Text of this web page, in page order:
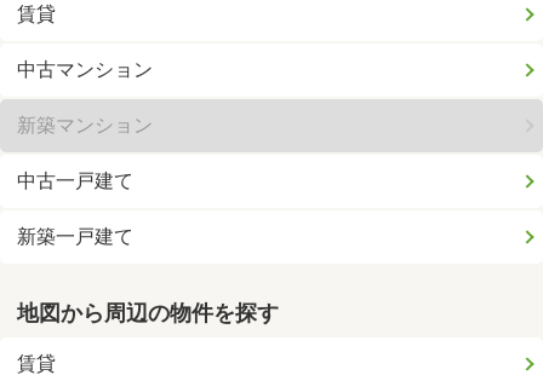
賃貸
中古マンション
新築マンション
中古一戸建て
新築一戸建て
地図から周辺の物件を探す
賃貸